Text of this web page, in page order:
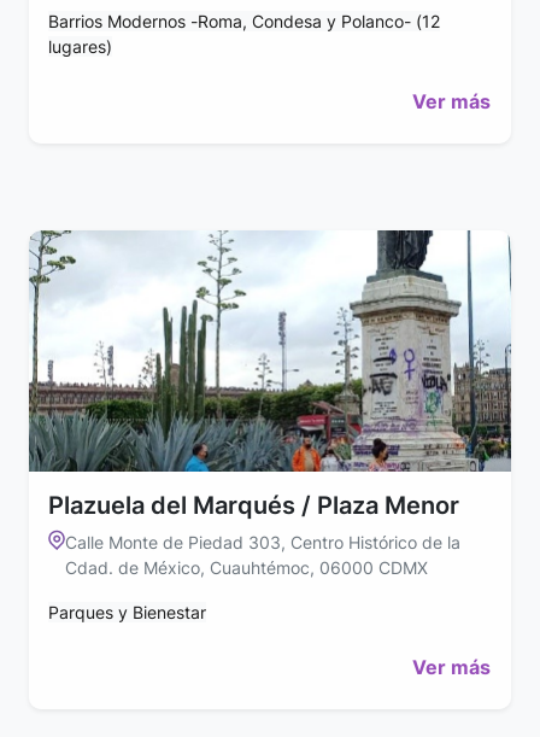
Barrios Modernos -Roma, Condesa y Polanco- (12
lugares)
Ver más
Plazuela del Marqués / Plaza Menor
Calle Monte de Piedad 303, Centro Histórico de la
Cdad. de México, Cuauhtémoc, 06000 CDMX
Parques y Bienestar
Ver más